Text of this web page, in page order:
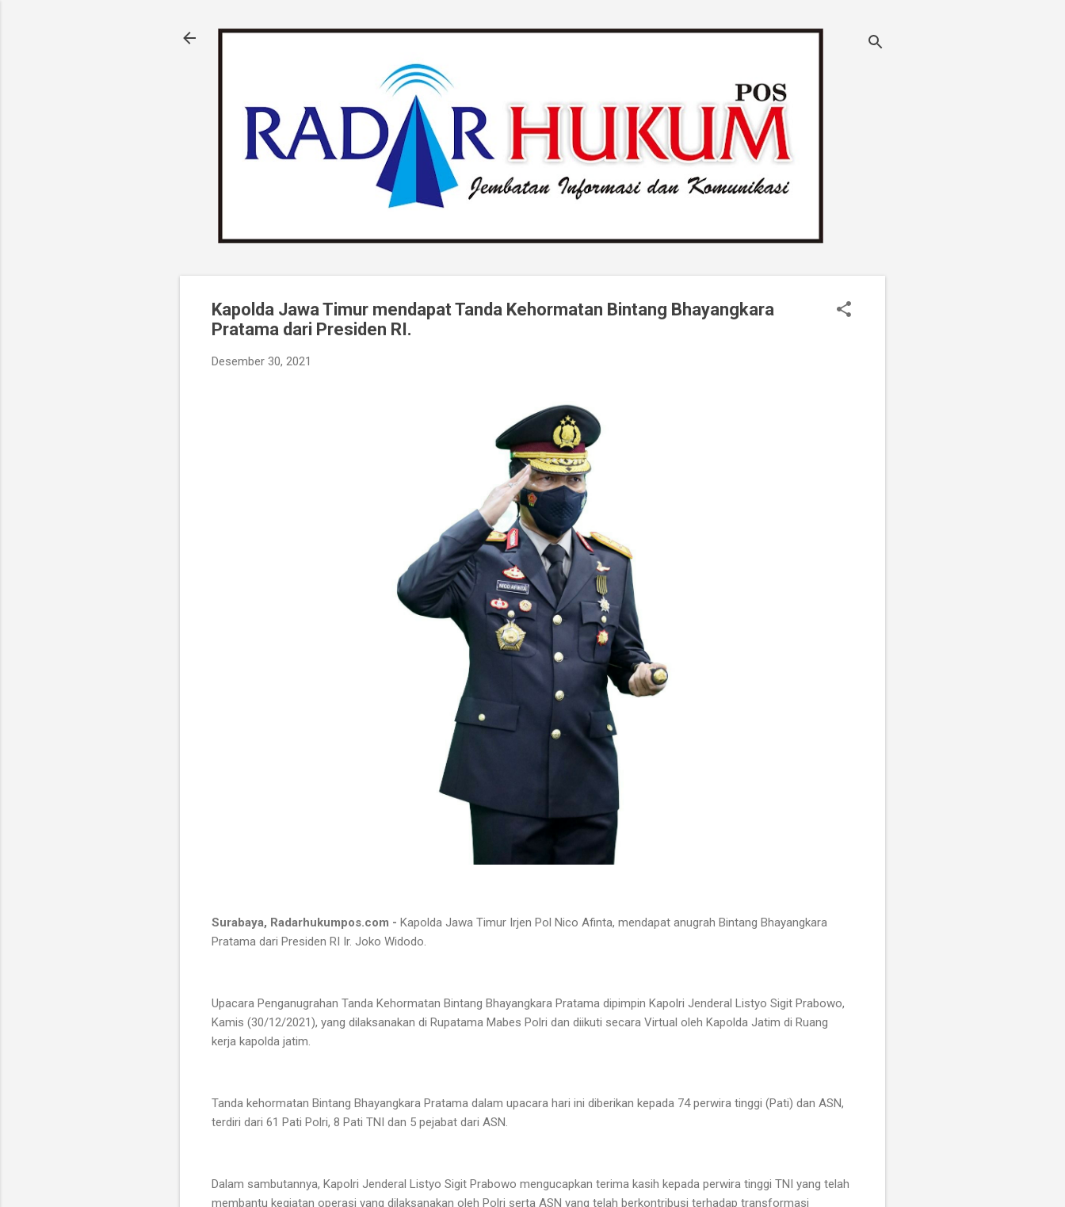
Kapolda Jawa Timur mendapat Tanda Kehormatan Bintang Bhayangkara
Pratama dari Presiden RI.
Desember 30, 2021
Surabaya, Radarhukumpos.com - Kapolda Jawa Timur Irjen Pol Nico Afinta, mendapat anugrah Bintang Bhayangkara
Pratama dari Presiden RI Ir. Joko Widodo.
Upacara Penganugrahan Tanda Kehormatan Bintang Bhayangkara Pratama dipimpin Kapolri Jenderal Listyo Sigit Prabowo,
Kamis (30/12/2021), yang dilaksanakan di Rupatama Mabes Polri dan diikuti secara Virtual oleh Kapolda Jatim di Ruang
kerja kapolda jatim.
Tanda kehormatan Bintang Bhayangkara Pratama dalam upacara hari ini diberikan kepada 74 perwira tinggi (Pati) dan ASN,
terdiri dari 61 Pati Polri, 8 Pati TNI dan 5 pejabat dari ASN.
Dalam sambutannya, Kapolri Jenderal Listyo Sigit Prabowo mengucapkan terima kasih kepada perwira tinggi TNI yang telah
membantu kegiatan operasi yang dilaksanakan oleh Polri serta ASN yang telah berkontribusi terhadap transformasi